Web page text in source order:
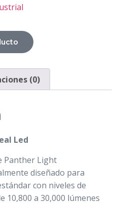
(0)
Led
Panther Light
diseñado para
con niveles de
10,800 a 30,000 lúmenes